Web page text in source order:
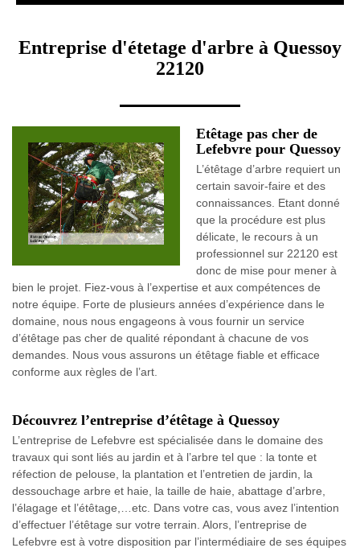
Entreprise d'étetage d'arbre à Quessoy
22120
Etêtage pas cher de
Lefebvre pour Quessoy
L’étêtage d’arbre requiert un
certain savoir-faire et des
connaissances. Etant donné
que la procédure est plus
délicate, le recours à un
professionnel sur 22120 est
donc de mise pour mener à
bien le projet. Fiez-vous à l’expertise et aux compétences de
notre équipe. Forte de plusieurs années d’expérience dans le
domaine, nous nous engageons à vous fournir un service
d’étêtage pas cher de qualité répondant à chacune de vos
demandes. Nous vous assurons un étêtage fiable et efficace
conforme aux règles de l’art.
Découvrez l’entreprise d’étêtage à Quessoy
L’entreprise de Lefebvre est spécialisée dans le domaine des
travaux qui sont liés au jardin et à l’arbre tel que : la tonte et
réfection de pelouse, la plantation et l’entretien de jardin, la
dessouchage arbre et haie, la taille de haie, abattage d’arbre,
l’élagage et l’étêtage,…etc. Dans votre cas, vous avez l’intention
d’effectuer l’étêtage sur votre terrain. Alors, l’entreprise de
Lefebvre est à votre disposition par l’intermédiaire de ses équipes